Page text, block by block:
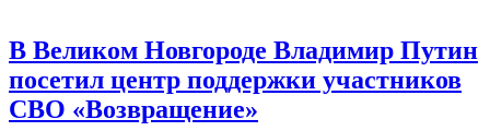
В Великом Новгороде Владимир Путин
посетил центр поддержки участников
СВО «Возвращение»